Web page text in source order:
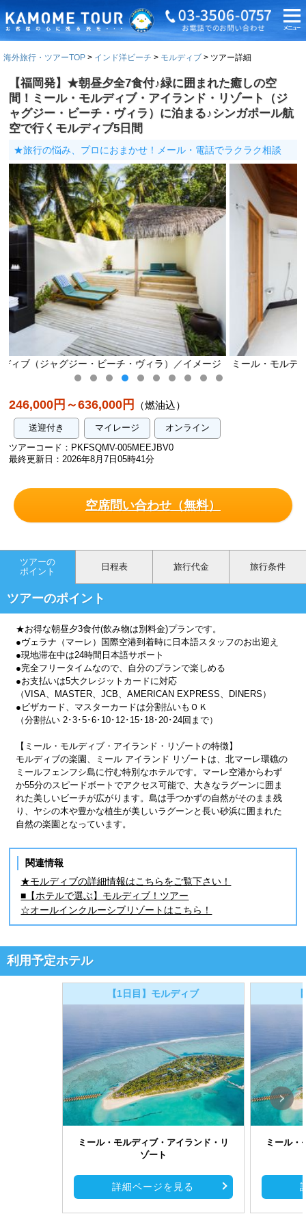
海外旅行・ツアーTOP インド洋ビーチ モルディブ ツアー詳細
【福岡発】★朝昼夕全7食付♪緑に囲まれた癒しの空
間！ミール・モルディブ・アイランド・リゾート（ジ
ャグジー・ビーチ・ヴィラ）に泊まる♪シンガポール航
空で行くモルディブ5日間
★旅行の悩み、プロにおまかせ！メール・電話でラクラク相談
／イメージ ミール・モルディブ（ジャグジー・ビーチ・ヴィラ）
246,000円～636,000円 （燃油込）
送迎付き マイレージ
オンライン
ツアーコード：PKFSQMV-005MEEJBV0
最終更新日：2026年8月7日05時41分
空席問い合わせ（無料）
ツアーの
ポイント
日程表 旅行代金 旅行条件
ツアーのポイント
★お得な朝昼夕3食付(飲み物は別料金)プランです。
●ヴェラナ（マーレ）国際空港到着時に日本語スタッフのお出迎え
●現地滞在中は24時間日本語サポート
●完全フリータイムなので、自分のプランで楽しめる
●お支払いは5大クレジットカードに対応
（VISA、MASTER、JCB、AMERICAN EXPRESS、DINERS）
●ビザカード、マスターカードは分割払いもＯＫ
（分割払い 2･3･5･6･10･12･15･18･20･24回まで）
【ミール・モルディブ・アイランド・リゾートの特徴】
モルディブの楽園、ミール アイランド リゾートは、北マーレ環礁の
ミールフェンフシ島に佇む特別なホテルです。マーレ空港からわず
か55分のスピードボートでアクセス可能で、大きなラグーンに囲ま
れた美しいビーチが広がります。島は手つかずの自然がそのまま残
り、ヤシの木や豊かな植生が美しいラグーンと長い砂浜に囲まれた
自然の楽園となっています。
関連情報
★モルディブの詳細情報はこちらをご覧下さい！
■【ホテルで選ぶ】モルディブ！ツアー
☆オールインクルーシブリゾートはこちら！
利用予定ホテル
【1日目】モルディブ
ミール・モルディブ・アイランド・リ
ゾート
詳細ページを見る
ミール・